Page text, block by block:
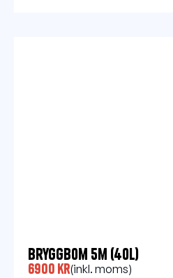
Bryggbom 5m (40l)
6900 kr(inkl. moms)